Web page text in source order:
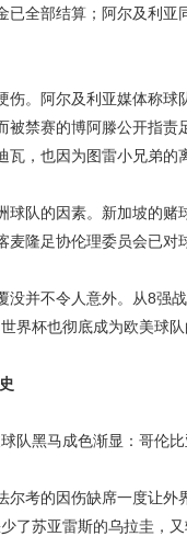
已全部结算；阿尔及利亚
。阿尔及利亚媒体称球
被禁赛的博阿滕公开指责
，也因为图雷小兄弟的
队的因素。新加坡的赌
隆足协伦理委员会已对
不令人意外。从8强战
界杯也彻底成为欧美球队
黑马成色渐显：哥伦比
考的因伤缺席一度让外
了苏亚雷斯的乌拉圭，